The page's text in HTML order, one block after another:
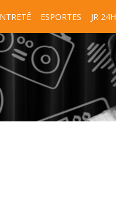
ESPORTES JR 24H